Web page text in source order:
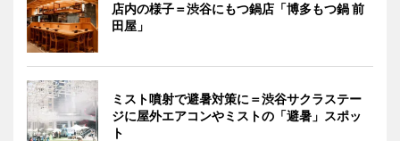
店内の様子＝渋谷にもつ鍋店「博多もつ鍋 前
田屋」
ミスト噴射で避暑対策に＝渋谷サクラステー
ジに屋外エアコンやミストの「避暑」スポッ
ト